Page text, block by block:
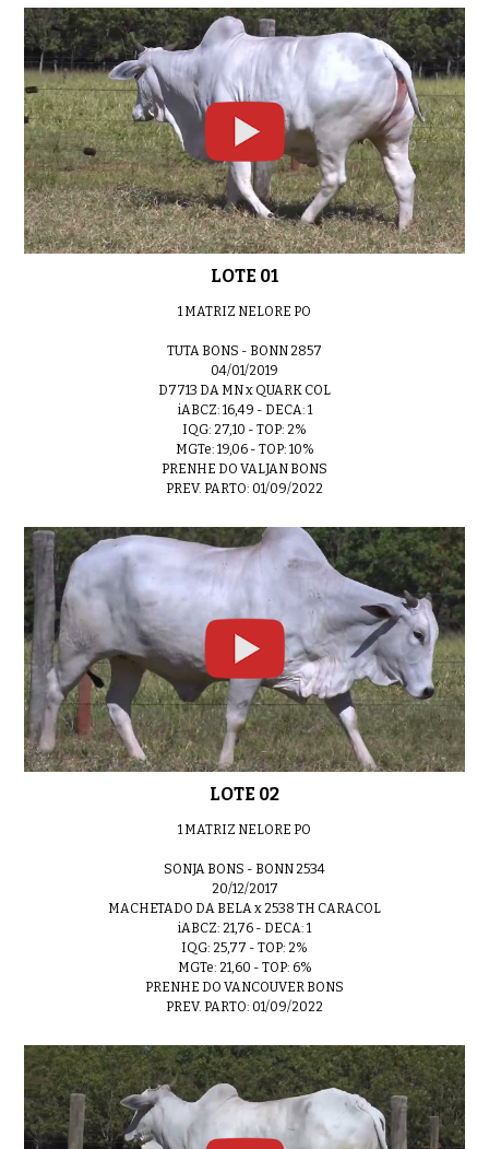
0:46 LOTE 10
0:55 LOTE 11
0:50 LOTE 13
01:09
0:47 LOTE 15
0:54 LOTE 17
0:54 LOTE 18
LOTE 01
1 MATRIZ NELORE PO
TUTA BONS - BONN 2857
04/01/2019
D7713 DA MN x QUARK COL
iABCZ: 16,49 - DECA: 1
IQG: 27,10 - TOP: 2%
MGTe: 19,06 - TOP: 10%
PRENHE DO VALJAN BONS
PREV. PARTO: 01/09/2022
LOTE 02
1 MATRIZ NELORE PO
SONJA BONS - BONN 2534
20/12/2017
MACHETADO DA BELA x 2538 TH CARACOL
iABCZ: 21,76 - DECA: 1
IQG: 25,77 - TOP: 2%
MGTe: 21,60 - TOP: 6%
PRENHE DO VANCOUVER BONS
PREV. PARTO: 01/09/2022